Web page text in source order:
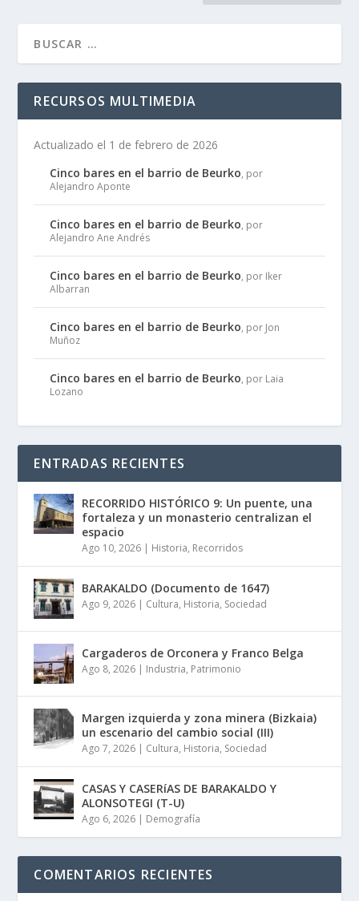
RECURSOS MULTIMEDIA
Actualizado el 1 de febrero de 2026
Cinco bares en el barrio de Beurko, por
Alejandro Aponte
Cinco bares en el barrio de Beurko, por
Alejandro Ane Andrés
Cinco bares en el barrio de Beurko, por Iker
Albarran
Cinco bares en el barrio de Beurko, por Jon
Muñoz
Cinco bares en el barrio de Beurko, por Laia
Lozano
ENTRADAS RECIENTES
RECORRIDO HISTÓRICO 9: Un puente, una
fortaleza y un monasterio centralizan el
espacio
Ago 10, 2026 | Historia, Recorridos
BARAKALDO (Documento de 1647)
Ago 9, 2026 | Cultura, Historia, Sociedad
Cargaderos de Orconera y Franco Belga
Ago 8, 2026 | Industria, Patrimonio
Margen izquierda y zona minera (Bizkaia)
un escenario del cambio social (III)
Ago 7, 2026 | Cultura, Historia, Sociedad
CASAS Y CASERíAS DE BARAKALDO Y
ALONSOTEGI (T-U)
Ago 6, 2026 | Demografía
COMENTARIOS RECIENTES